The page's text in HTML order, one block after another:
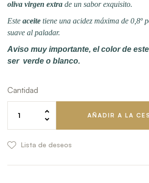
oliva virgen extra de un sabor exquisito.
Este aceite tiene una acidez máxima de 0,8º
suave al paladar.
Aviso muy importante, el color de
ser verde o blanco.
Cantidad
AÑADIR A LA
Lista de deseos